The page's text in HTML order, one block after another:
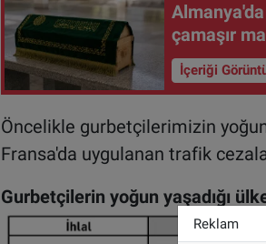
çamaşır
İçeriği
Öncelikle gurbetçilerimizin
Fransa'da uygulanan trafik
Gurbetçilerin yoğun yaşadığı
Reklam